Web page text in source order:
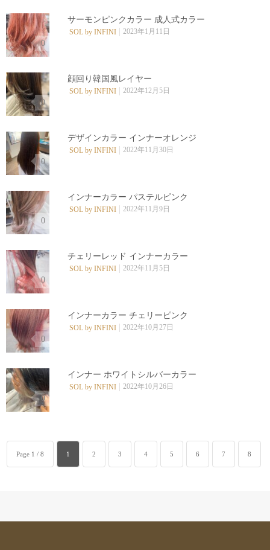
0
サーモンピンクカラー 成人式カラー️
SOL by INFINI 2023年1月11日
0
顔回り韓国風レイヤー
SOL by INFINI 2022年12月5日
0
デザインカラー インナーオレンジ
SOL by INFINI 2022年11月30日
0
インナーカラー パステルピンク
SOL by INFINI 2022年11月9日
0
チェリーレッド インナーカラー
SOL by INFINI 2022年11月5日
0
インナーカラー チェリーピンク
SOL by INFINI 2022年10月27日
0
インナー ホワイトシルバーカラー
SOL by INFINI 2022年10月26日
Page 1 / 8 1 2 3 4 5 6 7 8